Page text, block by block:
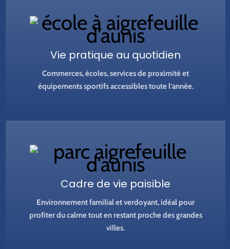
Vie pratique au quotidien
Commerces, écoles, services de proximité et
équipements sportifs accessibles toute l’année.
Cadre de vie paisible
Environnement familial et verdoyant, idéal pour
profiter du calme tout en restant proche des grandes
villes.